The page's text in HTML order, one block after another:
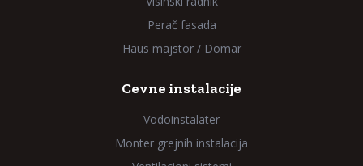
Perač fasada
Haus majstor / Domar
Cevne instalacije
Vodoinstalater
Monter grejnih instalacija